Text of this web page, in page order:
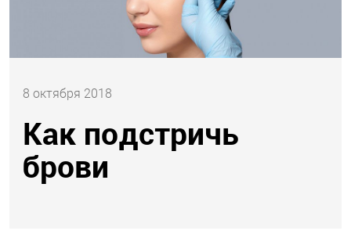
8 октября 2018
Как подстричь
брови